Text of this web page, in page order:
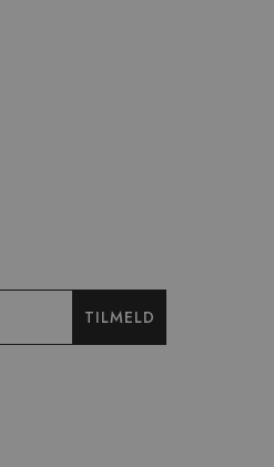
TILMELD